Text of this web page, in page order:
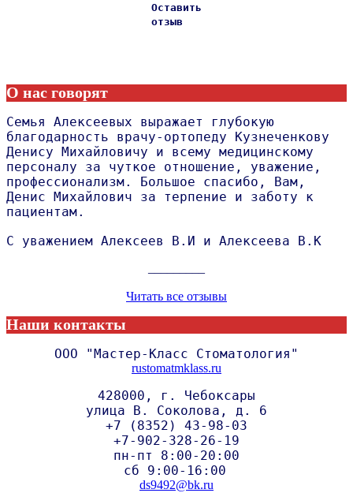
Оставить
отзыв
О нас говорят
Семья Алексеевых выражает глубокую
благодарность врачу-ортопеду Кузнеченкову
Денису Михайловичу и всему медицинскому
персоналу за чуткое отношение, уважение,
профессионализм. Большое спасибо, Вам,
Денис Михайлович за терпение и заботу к
пациентам.
С уважением Алексеев В.И и Алексеева В.К
Читать все отзывы
Наши контакты
ООО "Мастер-Класс Стоматология"
rustomatmklass.ru
428000, г. Чебоксары
улица В. Соколова, д. 6
+7 (8352) 43-98-03
+7-902-328-26-19
пн-пт 8:00-20:00
сб 9:00-16:00
ds9492@bk.ru